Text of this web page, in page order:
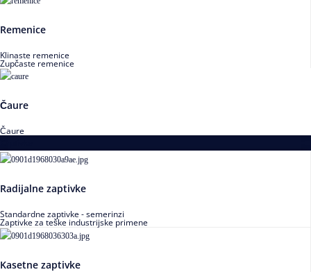
Remenice
Klinaste remenice
Zupčaste remenice
Čaure
Čaure
Radijalne zaptivke
Standardne zaptivke - semerinzi
Zaptivke za teške industrijske primene
Kasetne zaptivke